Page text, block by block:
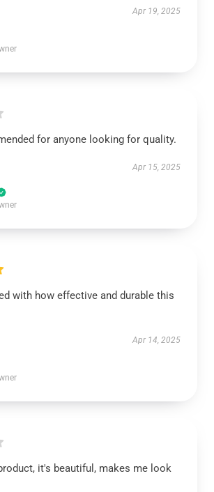
Apr 19, 2025
for anyone looking for quality.
Apr 15, 2025
with how effective and durable this
Apr 14, 2025
it's beautiful, makes me look